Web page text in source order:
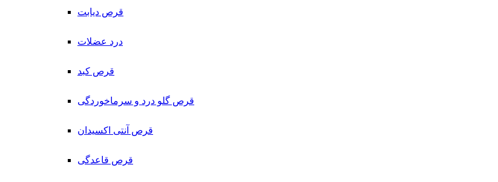
قرص دیابت
درد عضلات
قرص کبد
قرص گلو درد و سرماخوردگی
قرص آنتی اکسیدان
قرص قاعدگی